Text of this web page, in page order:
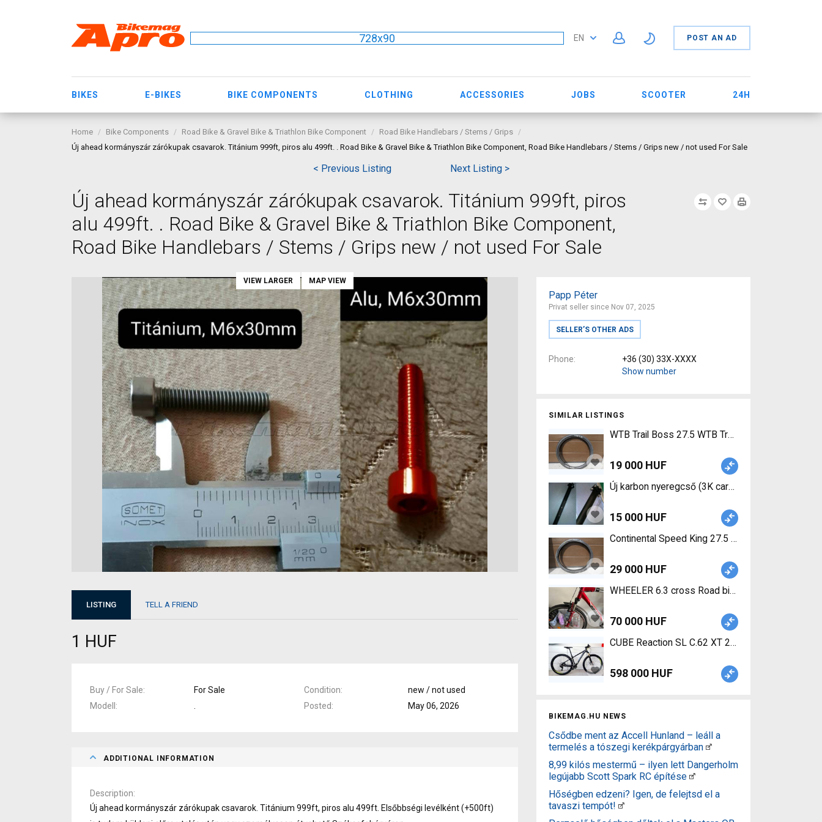
728x90 EN POST AN AD
BIKES E-BIKES BIKE COMPONENTS CLOTHING ACCESSORIES JOBS SCOOTER 24H
Home Bike Components Road Bike & Gravel Bike & Triathlon Bike Component
Road Bike Handlebars / Stems / Grips
Új ahead kormányszár zárókupak csavarok. Titánium 999ft, piros alu 499ft. . Road Bike & Gravel Bike & Triathlon Bike Component, Road Bike Handlebars / Stems / Grips new / not used For Sale
< Previous Listing Next Listing >
Új ahead kormányszár zárókupak csavarok. Titánium 999ft, piros
alu 499ft. . Road Bike & Gravel Bike & Triathlon Bike Component,
Road Bike Handlebars / Stems / Grips new / not used For Sale
Papp Péter
Privat seller since Nov 07, 2025
SELLER’S OTHER ADS
Phone
+36 (30) 33X-XXXX
Show number
SIMILAR LISTINGS
WTB Trail Boss 27.5 WTB Trail Boss 27.5 2db
19 000 HUF
Új karbon nyeregcső (3K carbon), 27.2 vagy
15 000 HUF
Continental Speed King 27.5 Continental Speed
29 000 HUF
WHEELER 6.3 cross Road bike calliper brake
70 000 HUF
CUBE Reaction SL C.62 XT 29 KARBON
598 000 HUF
BIKEMAG.HU NEWS
Csődbe ment az Accell Hunland – leáll a
termelés a tószegi kerékpárgyárban
8,99 kilós mestermű – ilyen lett Dangerholm
legújabb Scott Spark RC építése
Hőségben edzeni? Igen, de felejtsd el a
tavaszi tempót!
VIEW LARGER MAP VIEW
LISTING TELL A FRIEND
1 HUF
Buy / For Sale For Sale Condition
new / not used
Modell
Posted May 06, 2026
ADDITIONAL INFORMATION
Description
Új ahead kormányszár zárókupak csavarok. Titánium 999ft, piros alu 499ft. Elsőbbségi levélként (+500ft)